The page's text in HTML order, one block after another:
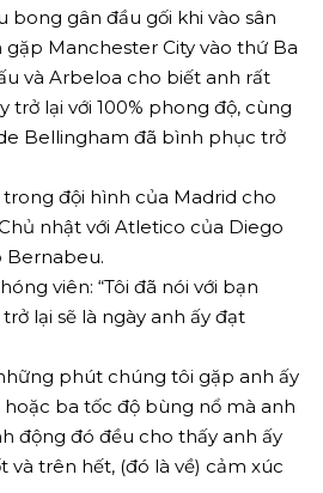
bong gân đầu gối khi vào sân
Manchester City vào thứ Ba
và Arbeloa cho biết anh rất
trở lại với 100% phong độ, cùng
Bellingham đã bình phục trở
đội hình của Madrid cho
nhật với Atletico của Diego
Bernabeu.
viên: “Tôi đã nói với bạn
lại sẽ là ngày anh ấy đạt
phút chúng tôi gặp anh ấy
hoặc ba tốc độ bùng nổ mà anh
động đó đều cho thấy anh ấy
trên hết, (đó là về) cảm xúc